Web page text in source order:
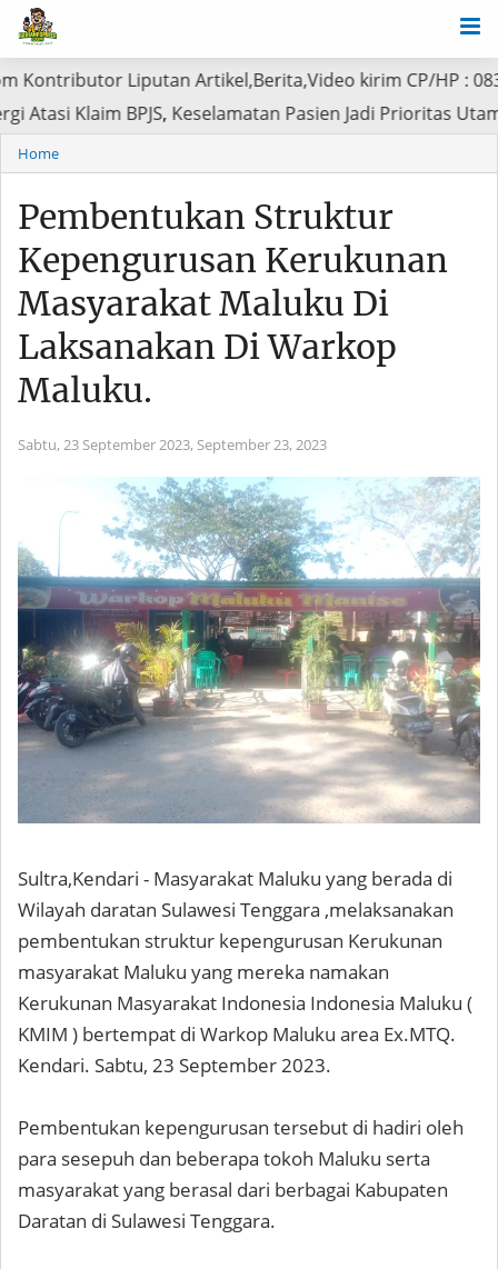
Liputan Artikel,Berita,Video kirim CP/HP : 0838 4370
Sinergi Atasi Klaim BPJS, Keselamatan Pasien Jadi
Home
Pembentukan Struktur
Kepengurusan Kerukunan
Masyarakat Maluku Di
Laksanakan Di Warkop
Maluku.
Sabtu, 23 September 2023, September 23, 2023
Sultra,Kendari - Masyarakat Maluku yang berada di
Wilayah daratan Sulawesi Tenggara ,melaksanakan
pembentukan struktur kepengurusan Kerukunan
masyarakat Maluku yang mereka namakan
Kerukunan Masyarakat Indonesia Indonesia Maluku (
KMIM ) bertempat di Warkop Maluku area Ex.MTQ.
Kendari. Sabtu, 23 September 2023.
Pembentukan kepengurusan tersebut di hadiri oleh
para sesepuh dan beberapa tokoh Maluku serta
masyarakat yang berasal dari berbagai Kabupaten
Daratan di Sulawesi Tenggara.